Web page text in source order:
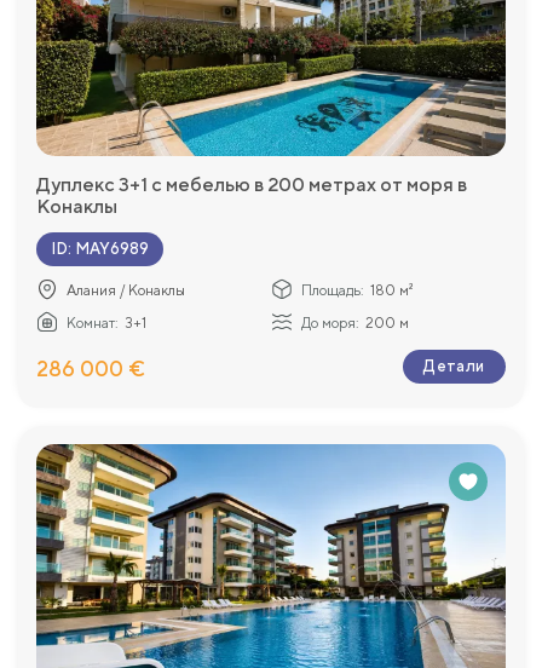
Дуплекс 3+1 с мебелью в 200 метрах от моря в
Конаклы
ID: MAY6989
Алания / Конаклы Площадь: 180 м²
Комнат: 3+1 До моря: 200 м
286 000 € Детали